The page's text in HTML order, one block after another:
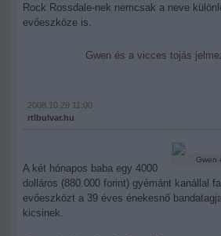
Rock Rossdale-nek nemcsak a neve
evőeszköze is.
Gwen és a vicces tojás
2008.10.29 11:00
rtlbulvar.hu
Gwen
A két hónapos baba egy 4000
dolláros (880.000 forint) gyémánt kanállal
evőeszközt a 39 éves énekesnő
kicsinek.